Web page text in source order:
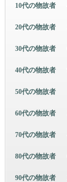
10代の物故者
20代の物故者
30代の物故者
40代の物故者
50代の物故者
60代の物故者
70代の物故者
80代の物故者
90代の物故者